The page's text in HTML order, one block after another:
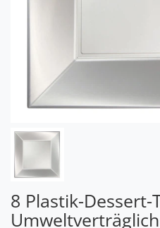
8 Plastik-Dessert-